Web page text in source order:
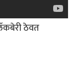
ठेवत